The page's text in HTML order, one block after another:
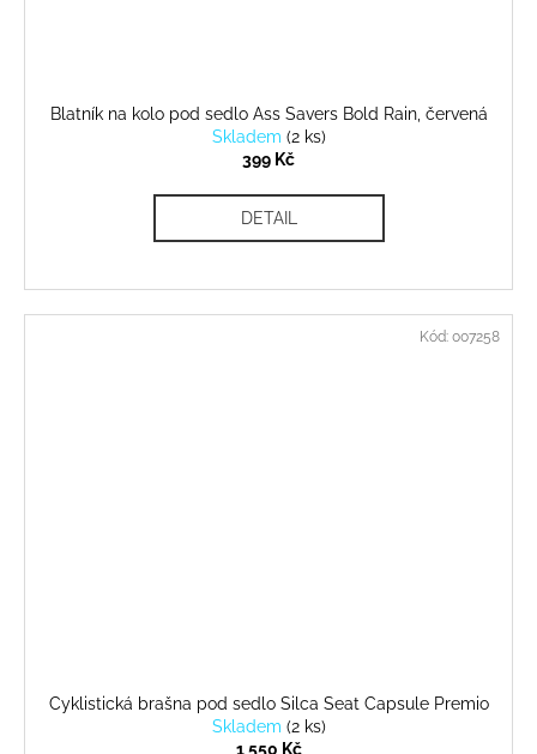
Blatník na kolo pod sedlo Ass Savers Bold Rain, červená
Skladem (2 ks)
399 Kč
DETAIL
Cyklistická brašna pod sedlo Silca Seat Capsule Premio
Skladem (2 ks)
1 550 Kč
Kód: 007258